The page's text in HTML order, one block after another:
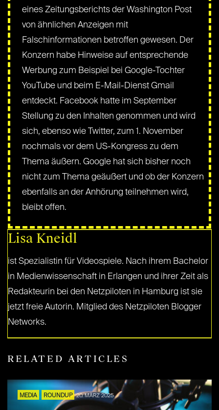
eines Zeitungsberichts der Washington Post
von ähnlichen Anzeigen mit
Falschinformationen betroffen gewesen. Der
Konzern habe Hinweise auf entsprechende
Werbung zum Beispiel bei Google-Tochter
YouTube und beim E-Mail-Dienst Gmail
entdeckt. Facebook hatte im September
Stellung zu den Inhalten genommen und wird
sich, ebenso wie Twitter, zum 1. November
nochmals vor dem US-Kongress zu dem
Thema äußern. Google hat sich bisher noch
nicht zum Thema geäußert und ob der Konzern
ebenfalls an der Anhörung teilnehmen wird,
bleibt offen.
Lisa Kneidl
ist Spezialistin für Videospiele. Nach ihrem Bachelor
in Medienwissenschaft in Erlangen und ihrer Zeit als
Redakteurin bei den Netzpiloten in Hamburg ist sie
jetzt freie Autorin. Mitglied des Netzpiloten Blogger
Networks.
RELATED ARTICLES
MEDIA ROUNDUP 20. MÄRZ 2025